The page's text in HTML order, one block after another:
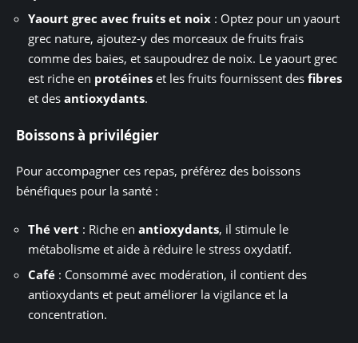
Yaourt grec avec fruits et noix : Optez pour un yaourt
grec nature, ajoutez-y des morceaux de fruits frais
comme des baies, et saupoudrez de noix. Le yaourt grec
est riche en protéines et les fruits fournissent des fibres
et des antioxydants.
Boissons à privilégier
Pour accompagner ces repas, préférez des boissons
bénéfiques pour la santé :
Thé vert : Riche en antioxydants, il stimule le
métabolisme et aide à réduire le stress oxydatif.
Café : Consommé avec modération, il contient des
antioxydants et peut améliorer la vigilance et la
concentration.